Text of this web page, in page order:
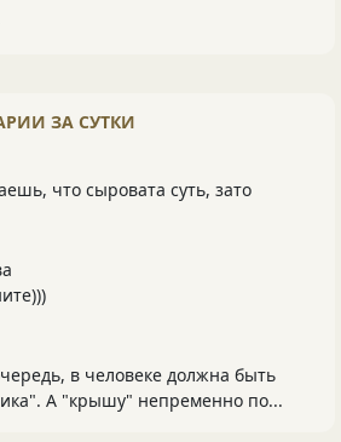
ЗА СУТКИ
что сыровата суть, зато
в человеке должна быть
А "крышу" непременно по...